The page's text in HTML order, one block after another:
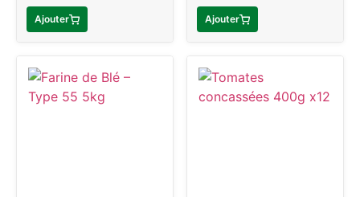
Ajouter Ajouter